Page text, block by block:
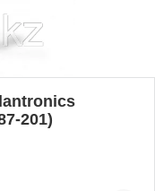
201)